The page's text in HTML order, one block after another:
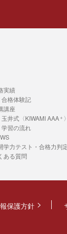
実績
合格体験記
講座
玉井式〈KIWAMI AAA＋ 〉
学習の流れ
学力テスト・合格力判
ある質問
保護方針